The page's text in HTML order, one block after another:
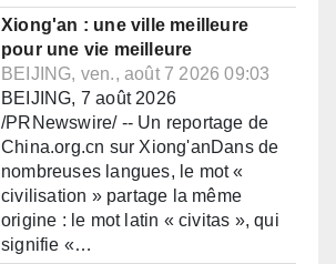
Xiong'an : une ville meilleure
pour une vie meilleure
BEIJING, ven., août 7 2026 09:03
BEIJING, 7 août 2026
/PRNewswire/ -- Un reportage de
China.org.cn sur Xiong'anDans de
nombreuses langues, le mot «
civilisation » partage la même
origine : le mot latin « civitas », qui
signifie «…